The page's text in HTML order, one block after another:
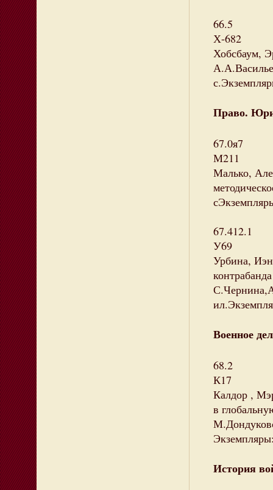
66.5
Х-682
Хобсбаум,
Право.
67.0я7
М211
Малько,
67.412.1
У69
Урбина,
Военное
68.2
К17
Калдор ,
в
История